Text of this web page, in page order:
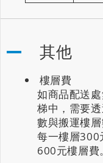
其他
樓層費
如商品配送
梯中，需要
數與搬運樓層
每一樓層300
600元樓層費。